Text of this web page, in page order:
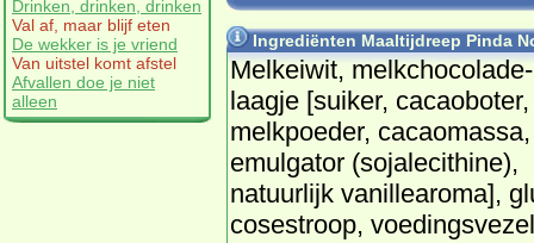
Drinken, drinken, drinken
Val af, maar blijf eten
De wekker is je vriend
Van uitstel komt afstel
Afvallen doe je niet
alleen
Ingrediënten Maaltijdreep Pinda
Melk­ei­wit, melk­cho­co­la­de­
laag­je [sui­ker, ca­cao­bo­ter,
melk­poe­der, ca­cao­mas­sa,
emul­ga­tor (so­ja­le­ci­thi­ne),
na­tuur­lijk va­nil­lea­ro­ma],
co­se­stroop, voe­dings­ve­zel